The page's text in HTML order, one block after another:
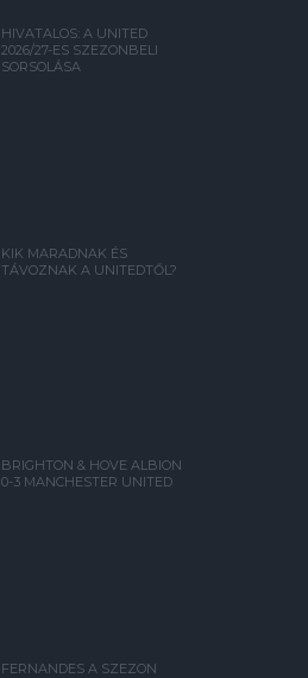
HIVATALOS: A UNITED
2026/27-ES SZEZONBELI
SORSOLÁSA
KIK MARADNAK ÉS
TÁVOZNAK A UNITEDTŐL?
BRIGHTON & HOVE ALBION
0-3 MANCHESTER UNITED
FERNANDES A SZEZON